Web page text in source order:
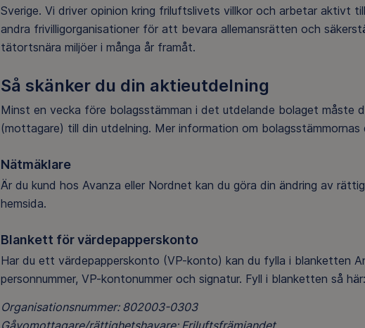
Sverige. Vi driver opinion kring friluftslivets villkor och arbetar aktivt
andra frivilligorganisationer för att bevara allemansrätten och
tätortsnära miljöer i många år framåt.
Så skänker du din aktieutdelning
Minst en vecka före bolagsstämman i det utdelande bolaget måste
(mottagare) till din utdelning. Mer information om bolagsstämmornas
Nätmäklare
Är du kund hos Avanza eller Nordnet kan du göra din ändring av
hemsida.
Blankett för värdepapperskonto
Har du ett värdepapperskonto (VP-konto) kan du fylla i blanketten
personnummer, VP-kontonummer och signatur. Fyll i blanketten så här:
Organisationsnummer: 802003-0303
Gåvomottagare/rättighetshavare: Friluftsfrämjandet